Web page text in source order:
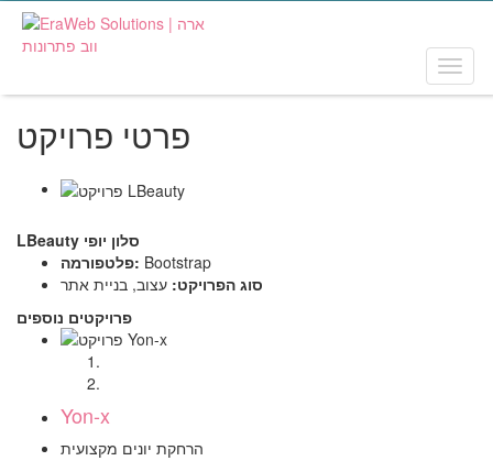
פרטי פרויקט
LBeauty סלון יופי
פלטפורמה: Bootstrap
סוג הפרויקט: עצוב, בניית אתר
פרויקטים נוספים
Yon-x
הרחקת יונים מקצועית